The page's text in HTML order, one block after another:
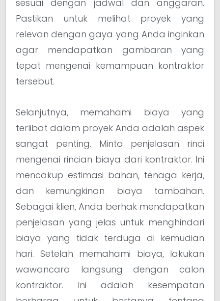
sesuai dengan jadwal dan anggaran.
Pastikan untuk melihat proyek yang
relevan dengan gaya yang Anda inginkan
agar mendapatkan gambaran yang
tepat mengenai kemampuan kontraktor
tersebut.
Selanjutnya, memahami biaya yang
terlibat dalam proyek Anda adalah aspek
sangat penting. Minta penjelasan rinci
mengenai rincian biaya dari kontraktor. Ini
mencakup estimasi bahan, tenaga kerja,
dan kemungkinan biaya tambahan.
Sebagai klien, Anda berhak mendapatkan
penjelasan yang jelas untuk menghindari
biaya yang tidak terduga di kemudian
hari. Setelah memahami biaya, lakukan
wawancara langsung dengan calon
kontraktor. Ini adalah kesempatan